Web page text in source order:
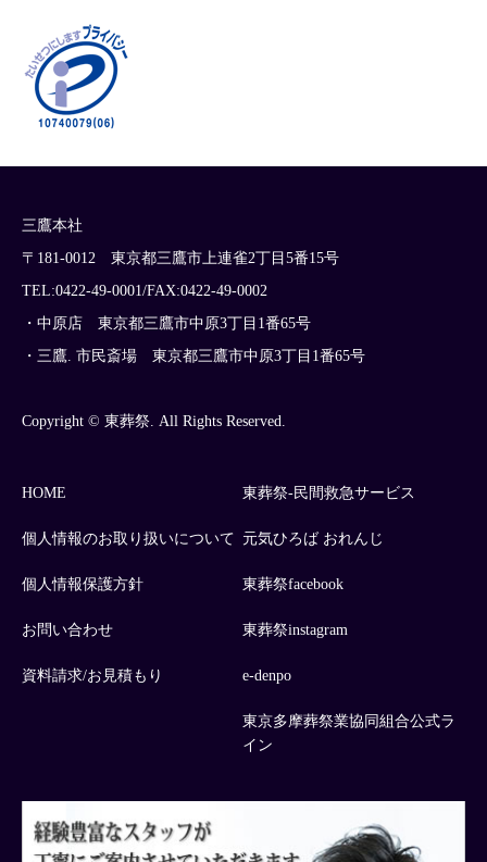
三鷹本社
〒181-0012 東京都三鷹市上連雀2丁目5番15号
TEL:0422-49-0001/FAX:0422-49-0002
・中原店 東京都三鷹市中原3丁目1番65号
・三鷹. 市民斎場 東京都三鷹市中原3丁目1番65号
Copyright © 東葬祭. All Rights Reserved.
HOME
個人情報のお取り扱いについて
個人情報保護方針
お問い合わせ
資料請求/お見積もり
東葬祭-民間救急サービス
元気ひろば おれんじ
東葬祭facebook
東葬祭instagram
e-denpo
東京多摩葬祭業協同組合公式ラ
イン